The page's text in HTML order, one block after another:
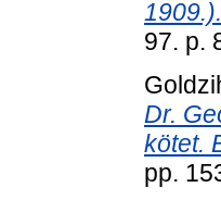
1909.).
97. p.
Dr.
kötet.
pp.